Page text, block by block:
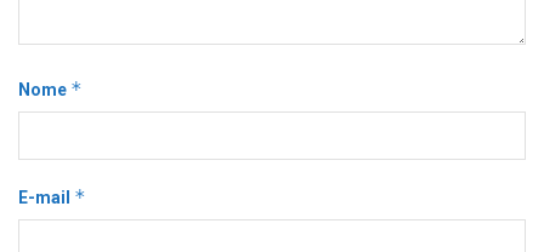
Nome *
E-mail *